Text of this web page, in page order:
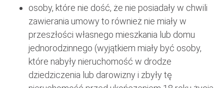
osoby, które nie dość, że nie posiadały w chwili
zawierania umowy to również nie miały w
przeszłości własnego mieszkania lub domu
jednorodzinnego (wyjątkiem miały być osoby,
które nabyły nieruchomość w drodze
dziedziczenia lub darowizny i zbyły tę